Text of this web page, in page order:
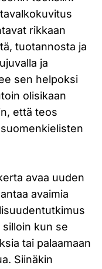
rikkaan
tuotannosta ja
ja
sen helpoksi
olisikaan
että teos
avaa uuden
avaimia
kun se
tai palaamaan
Siinäkin